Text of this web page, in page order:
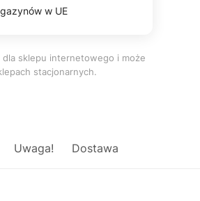
w UE
sklepu internetowego i może
stacjonarnych.
Uwaga! Dostawa